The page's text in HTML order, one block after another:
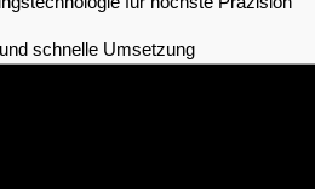
schnelle Umsetzung